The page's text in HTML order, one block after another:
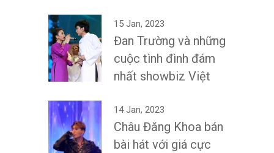
15 Jan, 2023
Đan Trường và những
cuộc tình đình đám
nhất showbiz Việt
14 Jan, 2023
Châu Đăng Khoa bán
bài hát với giá cực